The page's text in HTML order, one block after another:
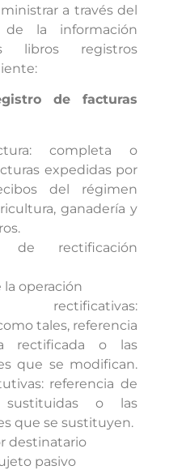
a través del
de la información
libros registros
de facturas
completa o
expedidas por
del régimen
ganadería y
de rectificación
la operación
tales, referencia
rectificada o las
que se modifican.
referencia de
sustituidas o las
que se sustituyen.
destinatario
pasivo